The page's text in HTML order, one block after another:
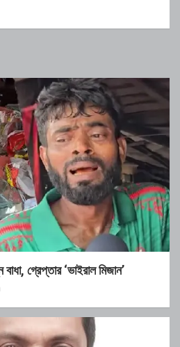
গ্রেপ্তার ‘ভাইরাল মিজান’